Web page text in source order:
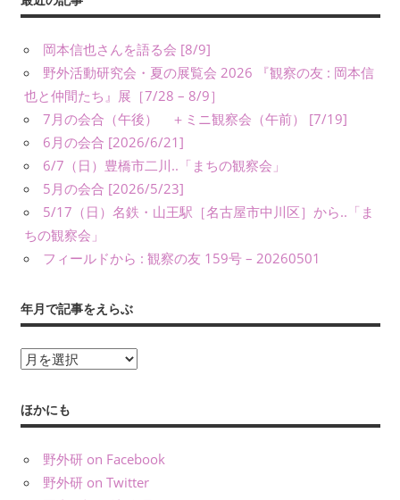
ド
か
ら：
観
友』
や
書
籍、
発
表・
示、
ワ
ー
ク
ョ
ッ
プ・
岡本信也さんを語る会 [8/9]
野外活動研究会・夏の展覧会 2026 『観察の友 : 岡本信
也と仲間たち』展［7/28 – 8/9］
7月の会合（午後） ＋ミニ観察会（午前） [7/19]
6月の会合 [2026/6/21]
6/7（日）豊橋市二川..「まちの観察会」
5月の会合 [2026/5/23]
5/17（日）名鉄・山王駅［名古屋市中川区］から..「ま
ちの観察会」
フィールドから : 観察の友 159号 – 20260501
年月で記事をえらぶ
年
で
記
ほかにも
野外研 on Facebook
野外研 on Twitter